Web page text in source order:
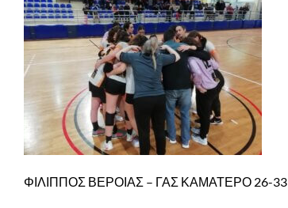
ΦΙΛΙΠΠΟΣ ΒΕΡΟΙΑΣ – ΓΑΣ ΚΑΜΑΤΕΡΟ 26-33